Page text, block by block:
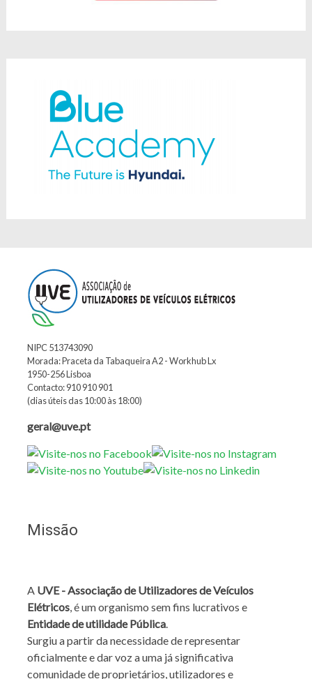
NIPC 513743090
Morada: Praceta da Tabaqueira A2 - Workhub Lx
1950-256 Lisboa
Contacto: 910 910 901
(dias úteis das 10:00 às 18:00)
geral@uve.pt
Missão
A UVE - Associação de Utilizadores de Veículos
Elétricos, é um organismo sem fins lucrativos e
Entidade de utilidade Pública.
Surgiu a partir da necessidade de representar
oficialmente e dar voz a uma já significativa
comunidade de proprietários, utilizadores e